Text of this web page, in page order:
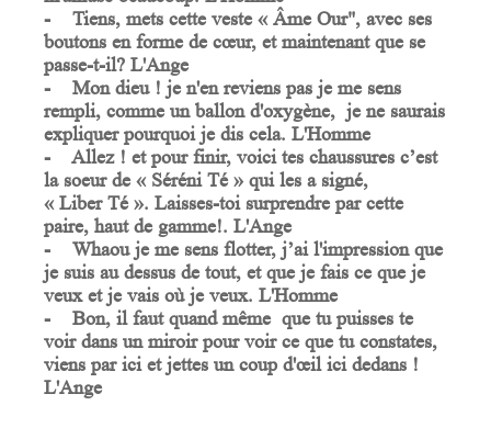
- Tiens, mets cette veste « Âme Our", avec ses
boutons en forme de cœur, et maintenant que se
passe-t-il? L'Ange
- Mon dieu ! je n'en reviens pas je me sens
rempli, comme un ballon d'oxygène, je ne saurais
expliquer pourquoi je dis cela. L'Homme
- Allez ! et pour finir, voici tes chaussures c’est
la soeur de « Séréni Té » qui les a signé,
« Liber Té». Laisses-toi surprendre par cette
paire, haut de gamme!. L'Ange
- Whaou je me sens flotter, j’ai l'impression que
je suis au dessus de tout, et que je fais ce que je
veux et je vais où je veux. L'Homme
- Bon, il faut quand même que tu puisses te
voir dans un miroir pour voir ce que tu constates,
viens par ici et jettes un coup d'œil ici dedans !
L'Ange